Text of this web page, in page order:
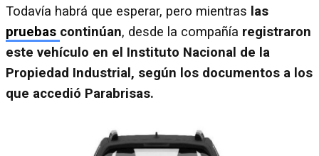
Todavía habrá que esperar, pero mientras las
pruebas continúan, desde la compañía registraron
este vehículo en el Instituto Nacional de la
Propiedad Industrial, según los documentos a los
que accedió Parabrisas.